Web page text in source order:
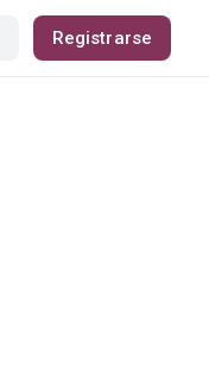
Registrarse